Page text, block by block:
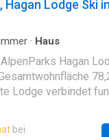
Hagan Lodge Ski
· Haus
Hagan
Lodge verbindet
Die
bei